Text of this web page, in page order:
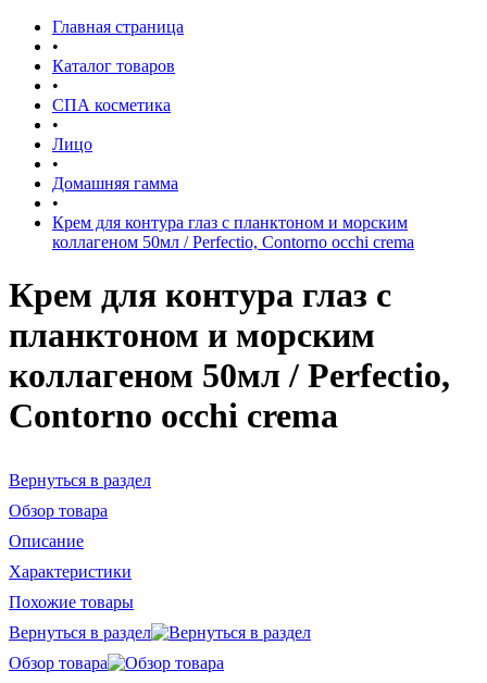
Главная страница
•
Каталог товаров
•
СПА косметика
•
Лицо
•
Домашняя гамма
•
Крем для контура глаз с планктоном и морским
коллагеном 50мл / Perfectio, Contorno occhi сrema
Крем для контура глаз с
планктоном и морским
коллагеном 50мл / Perfectio,
Contorno occhi сrema
Вернуться в раздел
Обзор товара
Описание
Характеристики
Похожие товары
Вернуться в раздел
Обзор товара